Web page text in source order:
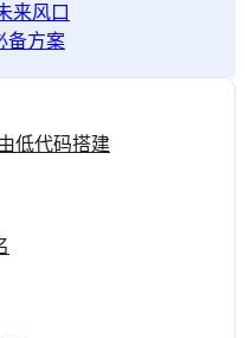
来风口
备方案
低代码搭建